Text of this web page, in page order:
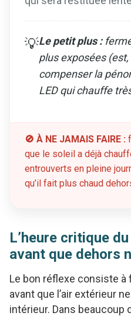
💡Le petit plus :
plus exposées
compenser la
LED qui chauffe
🚫 À NE JAMAIS FAIRE :
que le soleil a déjà
entrouverts en pleine
qu’il fait plus chaud
L’heure critique
avant que dehors
Le bon réflexe consiste
avant que l’air extérieur
intérieur. Dans beaucoup